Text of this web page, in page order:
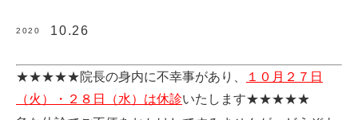
2020 10.26
★★★★★院長の身内に不幸事があり、
１０月２７日
（火）・２８日（水）は休診いたします★★★★★